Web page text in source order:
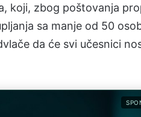
koji, zbog poštovanja
sa manje od 50
da će svi učesnici